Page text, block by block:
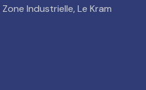
Industrielle, Le Kram